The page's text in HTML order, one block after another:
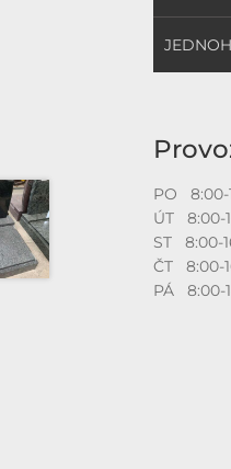
PO 8:00-
ÚT 8:00-
ST 8:00-
ČT 8:00-
PÁ 8:00-